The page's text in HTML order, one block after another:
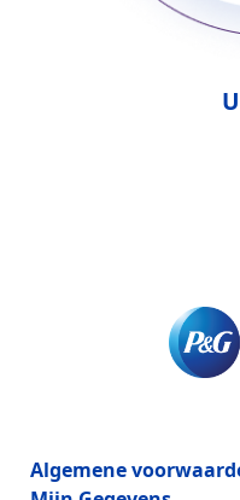
Algemene